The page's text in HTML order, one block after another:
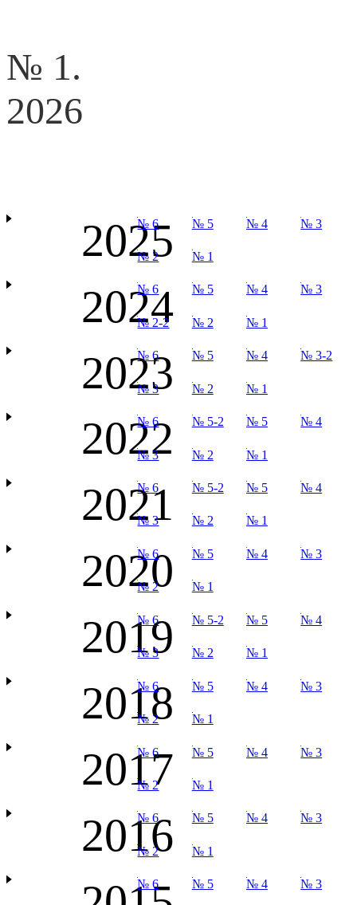
№ 1.
2026
2025
№ 6 № 5 № 4 № 3
№ 2 № 1
2024
№ 6 № 5 № 4 № 3
№ 2-2 № 2 № 1
2023
№ 6 № 5 № 4 № 3-2
№ 3 № 2 № 1
2022
№ 6 № 5-2 № 5 № 4
№ 3 № 2 № 1
2021
№ 6 № 5-2 № 5 № 4
№ 3 № 2 № 1
2020
№ 6 № 5 № 4 № 3
№ 2 № 1
2019
№ 6 № 5-2 № 5 № 4
№ 3 № 2 № 1
2018
№ 6 № 5 № 4 № 3
№ 2 № 1
2017
№ 6 № 5 № 4 № 3
№ 2 № 1
2016
№ 6 № 5 № 4 № 3
№ 2 № 1
№ 6 № 5 № 4 № 3